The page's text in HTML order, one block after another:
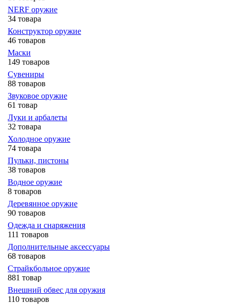
NERF оружие
34 товара
Конструктор оружие
46 товаров
Маски
149 товаров
Сувениры
88 товаров
Звуковое оружие
61 товар
Луки и арбалеты
32 товара
Холодное оружие
74 товара
Пульки, пистоны
38 товаров
Водное оружие
8 товаров
Деревянное оружие
90 товаров
Одежда и снаряжения
111 товаров
Дополнительные аксессуары
68 товаров
Страйкбольное оружие
881 товар
Внешний обвес для оружия
110 товаров